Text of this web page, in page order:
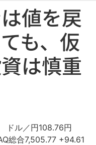
値を戻
も、仮
は慎重
ドル／円108.76円
総合7,505.77 +94.61